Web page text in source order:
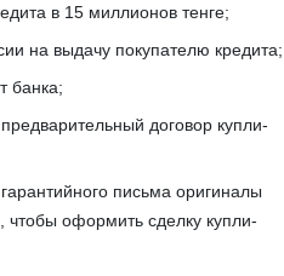
в 15 миллионов тенге;
на выдачу покупателю кредита;
банка;
договор купли-
письма оригиналы
оформить сделку купли-